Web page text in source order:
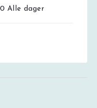
Alle dager